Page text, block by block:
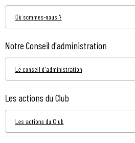
Où sommes-nous ?
Notre Conseil d'administration
Le conseil d'administration
Les actions du Club
Les actions du Club